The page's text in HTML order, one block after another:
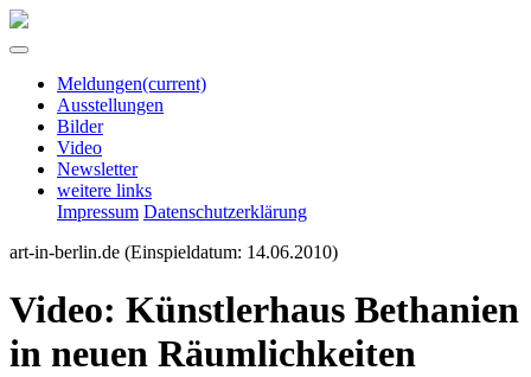
Meldungen(current)
Ausstellungen
Bilder
Video
Newsletter
weitere links
Impressum Datenschutzerklärung
art-in-berlin.de (Einspieldatum: 14.06.2010)
Video: Künstlerhaus Bethanien
in neuen Räumlichkeiten